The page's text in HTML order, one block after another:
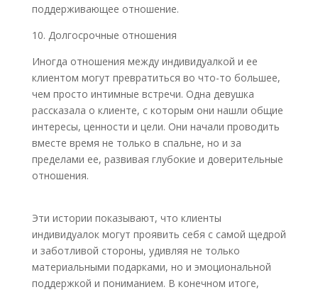
поддерживающее отношение.
10. Долгосрочные отношения
Иногда отношения между индивидуалкой и ее
клиентом могут превратиться во что-то большее,
чем просто интимные встречи. Одна девушка
рассказала о клиенте, с которым они нашли общие
интересы, ценности и цели. Они начали проводить
вместе время не только в спальне, но и за
пределами ее, развивая глубокие и доверительные
отношения.
Эти истории показывают, что клиенты
индивидуалок могут проявить себя с самой щедрой
и заботливой стороны, удивляя не только
материальными подарками, но и эмоциональной
поддержкой и пониманием. В конечном итоге,